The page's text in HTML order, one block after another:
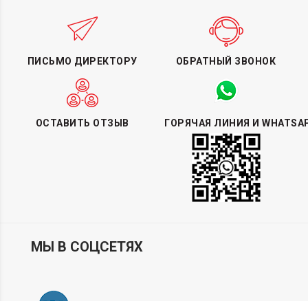
ПИСЬМО ДИРЕКТОРУ ОБРАТНЫЙ ЗВОНОК
ОСТАВИТЬ ОТЗЫВ ГОРЯЧАЯ ЛИНИЯ И
МЫ В СОЦСЕТЯХ